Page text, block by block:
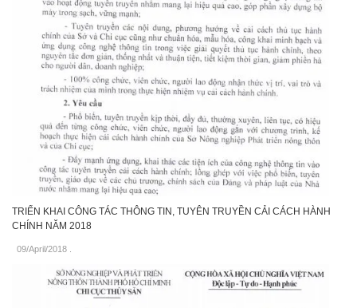
TRIỂN KHAI CÔNG TÁC THÔNG TIN, TUYÊN TRUYỀN CẢI CÁCH HÀNH
CHÍNH NĂM 2018
09/April/2018